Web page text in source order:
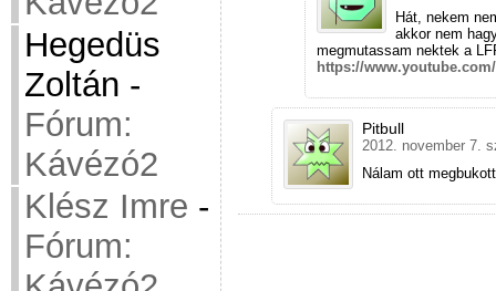
Hegedüs
Zoltán -
Fórum:
Kávézó2
Klész Imre -
Fórum:
Hát, nekem
akkor nem
megmutassam nektek a
https://
Pitbull
2012. november 7.
Nálam ott